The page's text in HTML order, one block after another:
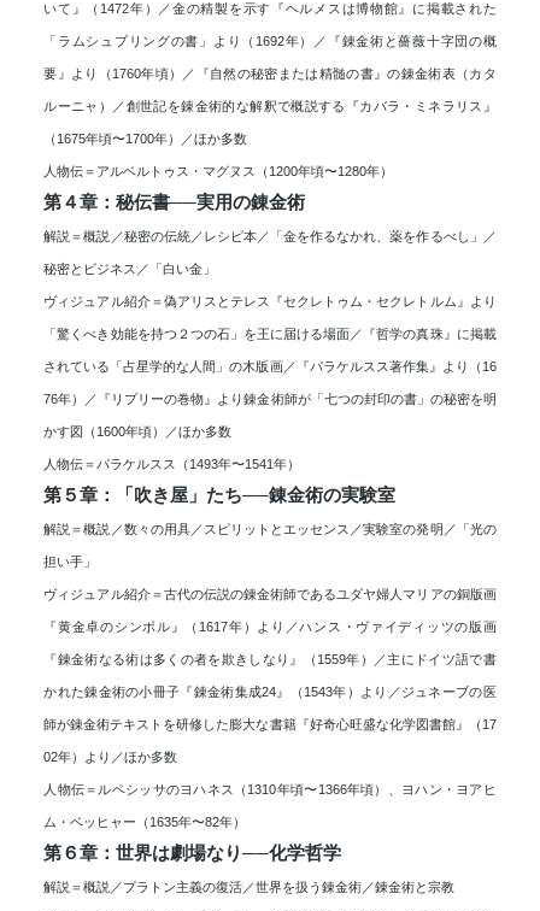
いて』（1472年）／金の精製を示す『ヘルメスは博物館』に掲載された
「ラムシュプリングの書」より（1692年）／『錬金術と薔薇十字団の概
要』より（1760年頃）／『自然の秘密または精髄の書』の錬金術表（カタ
ルーニャ）／創世記を錬金術的な解釈で概説する『カバラ・ミネラリス』
（1675年頃〜1700年）／ほか多数
人物伝＝アルベルトゥス・マグヌス（1200年頃〜1280年）
第４章：秘伝書──実用の錬金術
解説＝概説／秘密の伝統／レシピ本／「金を作るなかれ、薬を作るべし」／
秘密とビジネス／「白い金」
ヴィジュアル紹介＝偽アリスとテレス『セクレトゥム・セクレトルム』より
「驚くべき効能を持つ２つの石」を王に届ける場面／『哲学の真珠』に掲載
されている「占星学的な人間」の木版画／『パラケルスス著作集』より（16
76年）／『リプリーの巻物』より錬金術師が「七つの封印の書」の秘密を明
かす図（1600年頃）／ほか多数
人物伝＝パラケルスス（1493年〜1541年）
第５章：「吹き屋」たち──錬金術の実験室
解説＝概説／数々の用具／スピリットとエッセンス／実験室の発明／「光の
担い手」
ヴィジュアル紹介＝古代の伝説の錬金術師であるユダヤ婦人マリアの銅版画
『黄金卓のシンボル』（1617年）より／ハンス・ヴァイディッツの版画
『錬金術なる術は多くの者を欺きしなり』（1559年）／主にドイツ語で書
かれた錬金術の小冊子『錬金術集成24』（1543年）より／ジュネーブの医
師が錬金術テキストを研修した膨大な書籍『好奇心旺盛な化学図書館』（17
02年）より／ほか多数
人物伝＝ルペシッサのヨハネス（1310年頃〜1366年頃）、ヨハン・ヨアヒ
ム・ベッヒャー（1635年〜82年）
第６章：世界は劇場なり──化学哲学
解説＝概説／プラトン主義の復活／世界を扱う錬金術／錬金術と宗教